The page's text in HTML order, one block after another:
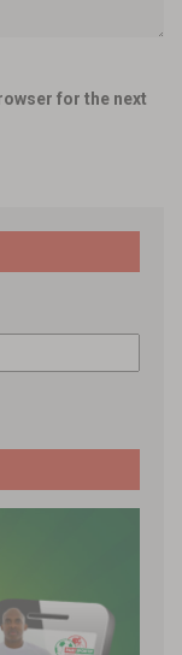
for the next